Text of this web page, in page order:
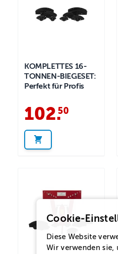
KOMPLETTES 16-
TONNEN-BIEGESET:
Perfekt für Profis
102.
50
Cookie-
Diese Website
Wir verwenden sie,